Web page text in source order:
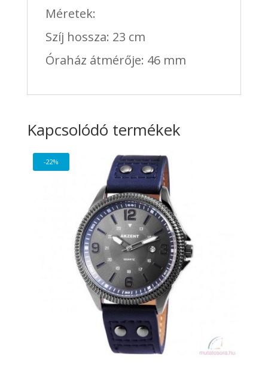
Méretek:
Szíj hossza: 23 cm
Óraház átmérője: 46 mm
Kapcsolódó termékek
-22%